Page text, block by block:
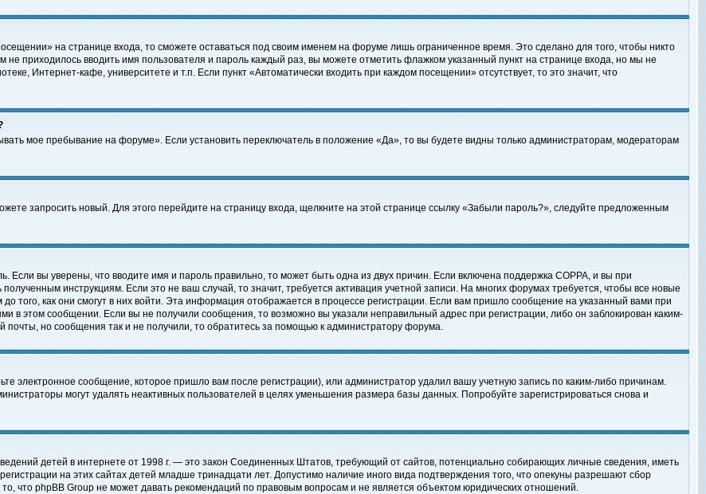
на странице входа, то сможете оставаться под своим именем на форуме лишь ограниченное время. Это сделано для того, чтобы никто
не приходилось вводить имя пользователя и пароль каждый раз, вы можете отметить флажком указанный пункт на странице входа, но мы не
Интернет-кафе, университете и т.п. Если пункт «Автоматически входить при каждом посещении» отсутствует, то это значит, что
мое пребывание на форуме». Если установить переключатель в положение «Да», то вы будете видны только администраторам, модераторам
запросить новый. Для этого перейдите на страницу входа, щелкните на этой странице ссылку «Забыли пароль?», следуйте предложенным
Если вы уверены, что вводите имя и пароль правильно, то может быть одна из двух причин. Если включена поддержка COPPA, и вы при
инструкциям. Если это не ваш случай, то значит, требуется активация учетной записи. На многих форумах требуется, чтобы все новые
того, как они смогут в них войти. Эта информация отображается в процессе регистрации. Если вам пришло сообщение на указанный вами при
в этом сообщении. Если вы не получили сообщения, то возможно вы указали неправильный адрес при регистрации, либо он заблокирован каким-
но сообщения так и не получили, то обратитесь за помощью к администратору форума.
электронное сообщение, которое пришло вам после регистрации), или администратор удалил вашу учетную запись по каким-либо причинам.
могут удалять неактивных пользователей в целях уменьшения размера базы данных. Попробуйте зарегистрироваться снова и
детей в интернете от 1998 г. — это закон Соединенных Штатов, требующий от сайтов, потенциально собирающих личные сведения, иметь
на этих сайтах детей младше тринадцати лет. Допустимо наличие иного вида подтверждения того, что опекуны разрешают сбор
что phpBB Group не может давать рекомендаций по правовым вопросам и не является объектом юридических отношений.